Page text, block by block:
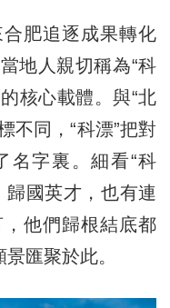
肥追逐成果轉化
地人親切稱為“科
核心載體。與“北
不同，“科漂”把對
名字裏。細看“科
歸國英才，也有連
他們歸根結底都
匯聚於此。